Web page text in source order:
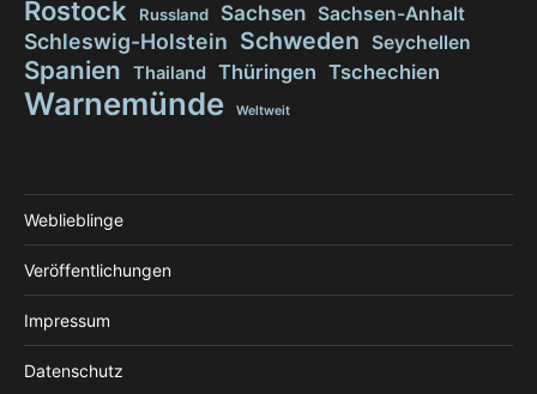
Rostock Russland Sachsen Sachsen-Anhalt
Schleswig-Holstein Schweden Seychellen
Spanien Thailand Thüringen Tschechien
Warnemünde Weltweit
Weblieblinge
Veröffentlichungen
Impressum
Datenschutz